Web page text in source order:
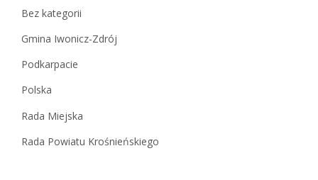
Bez kategorii
Gmina Iwonicz-Zdrój
Podkarpacie
Polska
Rada Miejska
Rada Powiatu Krośnieńskiego